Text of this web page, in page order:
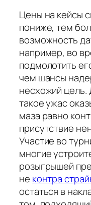
Цены на кейсы
пониже, тем
возможность
например, во
подмолотить
чем шансы
несхожий цель.
такое ужас
маза равно
присутствие
Участие во
многие
розыгрышей
не контра
остаться в